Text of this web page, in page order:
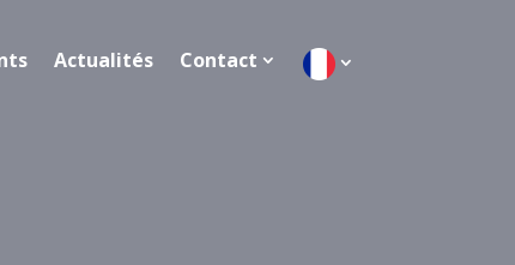
Actualités Contact